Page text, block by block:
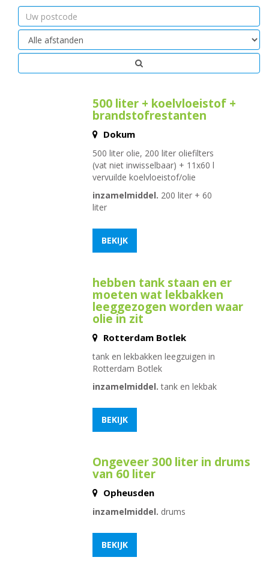
Uw
postcode
Afstand
500 liter + koelvloeistof +
brandstofrestanten
Dokum
500 liter olie, 200 liter oliefilters
(vat niet inwisselbaar) + 11x60 l
vervuilde koelvloeistof/olie
inzamelmiddel. 200 liter + 60
liter
BEKIJK
hebben tank staan en er
moeten wat lekbakken
leeggezogen worden waar
olie in zit
Rotterdam Botlek
tank en lekbakken leegzuigen in
Rotterdam Botlek
inzamelmiddel. tank en lekbak
BEKIJK
Ongeveer 300 liter in drums
van 60 liter
Opheusden
inzamelmiddel. drums
BEKIJK